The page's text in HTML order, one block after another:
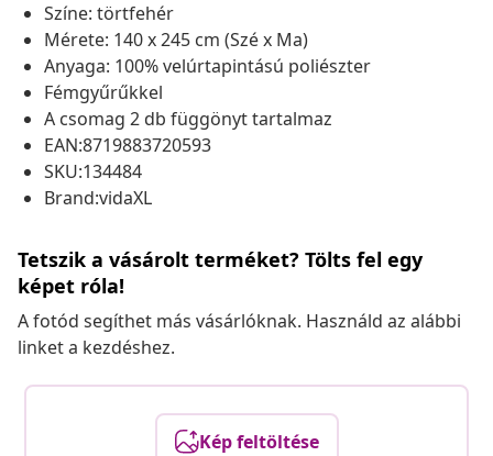
Színe: törtfehér
Mérete: 140 x 245 cm (Szé x Ma)
Anyaga: 100% velúrtapintású poliészter
Fémgyűrűkkel
A csomag 2 db függönyt tartalmaz
EAN:8719883720593
SKU:134484
Brand:vidaXL
Tetszik a vásárolt terméket? Tölts fel egy
képet róla!
A fotód segíthet más vásárlóknak. Használd az alábbi
linket a kezdéshez.
Kép feltöltése